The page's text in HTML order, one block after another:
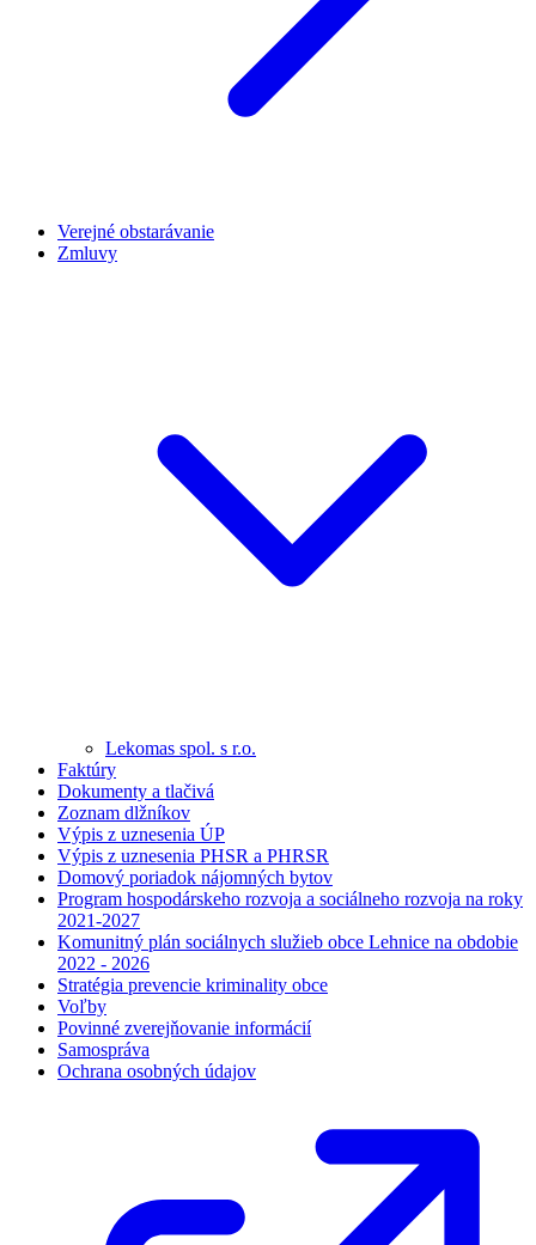
Verejné obstarávanie
Zmluvy
Lekomas spol. s r.o.
Faktúry
Dokumenty a tlačivá
Zoznam dlžníkov
Výpis z uznesenia ÚP
Výpis z uznesenia PHSR a PHRSR
Domový poriadok nájomných bytov
Program hospodárskeho rozvoja a sociálneho rozvoja na roky
2021-2027
Komunitný plán sociálnych služieb obce Lehnice na obdobie
2022 - 2026
Stratégia prevencie kriminality obce
Voľby
Povinné zverejňovanie informácií
Samospráva
Ochrana osobných údajov